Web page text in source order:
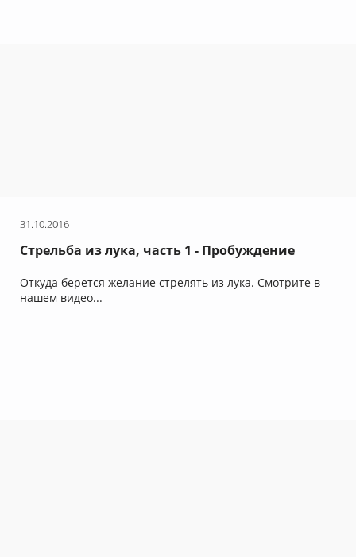
31.10.2016
Стрельба из лука, часть 1 - Пробуждение
Откуда берется желание стрелять из лука. Смотрите в
нашем видео...